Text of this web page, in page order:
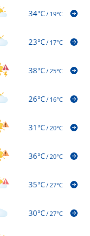
34°C/19°C
23°C/17°C
38°C/25°C
26°C/16°C
31°C/20°C
36°C/20°C
35°C/27°C
30°C/27°C